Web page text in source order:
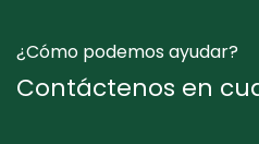
¿Cómo podemos ayudar?
Contáctenos en